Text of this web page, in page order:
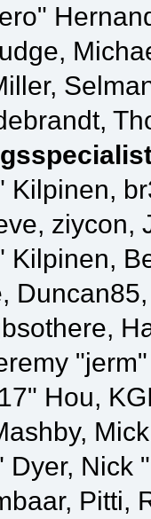
Kilpinen,
ziycon,
Kilpinen,
Hou,
Dyer, Nick
Pitti,